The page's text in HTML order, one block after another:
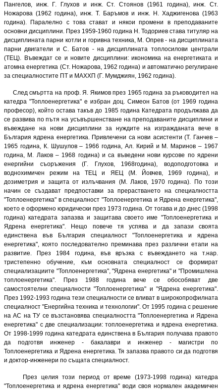
Пангелов, инж. Г. Глухов и инж. Ст. Стоянов (1961 година), инж. Ст.
Ножарова (1962 година), инж. Т. Баръмов и инж. Н. Хаджигенова (1963
година). Паралелно с това стават и някои промени в преподаваните
основни дисциплини. През 1959-1960 година Н. Тодориев става титуляр на
дисциплината парни котли и горивна техника, М. Опрев - на дисциплината
парни двигатели и С. Батов - на дисциплината топлосилови централи
(ТЕЦ). Въвеждат се и новите дисциплини: икономика на енергетиката и
атомна енергетика (Ст. Ножарова, 1962 година) и автоматично регулиране
за специалностите ПТ и МАХХП (Г. Мумджиян, 1962 година).
След смъртта на проф. Я. Якимов през 1965 година за ръководител на
катедра "Топлоенергетика" е избран доц. Симеон Батов (от 1969 година
професор), който остава такъв до 1985 година Катедрата продължава да
се развива по пътя на усъвършенстване на преподаваните дисциплини и
въвеждане на нови дисциплини за нуждите на изгражданата вече в
България ядрена енергетика. Привлечени са нови асистенти (Т. Ганчев –
1965 година, К. Шушулов – 1966 година, Ал. Кирий и М. Маринов – 1967
година, М. Лаков – 1968 година) и са въведени нови курсове по ядрени
енергийни съоръжения (Г. Глухов, 1968година), водоподготовка и
воднохимичен режим на ТЕЦ и ЯЕЦ (М. Йовчев, 1969 година), и
дозиметрия и защита от излъчвания (М. Лаков, 1970 година). По този
начин се създават предпоставки за прерастването на специалността
"Топлоенергетика" в специалност "Топлоенергетика и Ядрена енергетика",
което е оформено юридически през 1973 година. От тогава и до днес (1998
година) катедрата запазва и защитава своето име "Топлоенергетикаи
Ядрена енергетика". Нещо повече тя успява и да запази своята
единствена във България специалност "Топлоенергетика и ядрена
енергетика", която последователно преминава през различни етапи на
развитие. През 1984 година, във връзка с въвеждането на т.нар.
тристепенно обучение, към основната специалност се формират
специализациите "Топлоенергетика", "Ядрена енергетика" и "Промишлена
топлоенергетика". През 1988 година вече се обособяват две
самостоятелни специалности "Топлоенергетика" и "Ядрена енергетика".
През 1992-1993 година тези специалности се вливат в широкопрофилната
специалност "Енергийна техника и технологии". От 1995 година с решение
на АС на ТУ се възстановява специалността "Топлоенергетика и Ядрена
енергетика" с две специализации: топлоенергетика и ядрена енергетика.
От 1998-1999 година катедрата единствена в България получава правото
да подготвя инженер - бакалаври и инженер - магистри по
Топлоенергетика и Ядрена енергетика. Тя запазва правото си да подготвя
и доктор-инженери по същата специалност.
През целия този период от време (1973-1998 година) катедра
"Топлоенергетика и ядрена енергетика" води своя нормален академичен